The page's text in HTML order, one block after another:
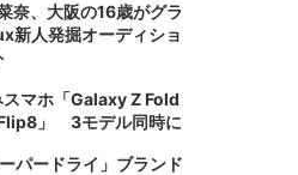
奈、大阪の16歳がグラ
人発掘オーディショ
マホ「Galaxy Z Fold
」 3モデル同時に
パードライ」ブランド